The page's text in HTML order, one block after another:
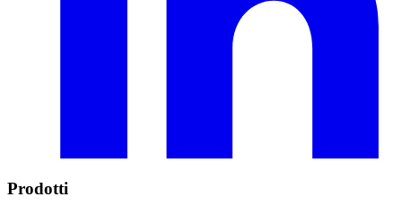
Prodotti